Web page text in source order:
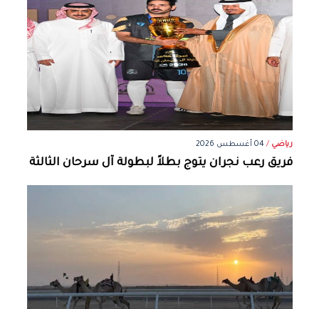
رياضي /04 أغسطس 2026
فريق رعب نجران يتوج بطلاً لبطولة آل سرحان الثالثة